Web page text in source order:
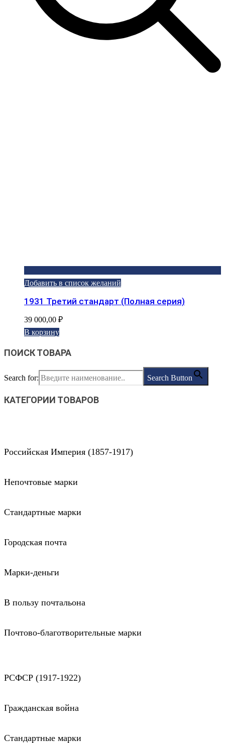
Добавить в список желаний
1931 Третий стандарт (Полная серия)
39 000,00 ₽
В корзину
ПОИСК ТОВАРА
Search for: Search Button
КАТЕГОРИИ ТОВАРОВ
Российская Империя (1857-1917)
Непочтовые марки
Стандартные марки
Городская почта
Марки-деньги
В пользу почтальона
Почтово-благотворительные марки
РСФСР (1917-1922)
Гражданская война
Стандартные марки